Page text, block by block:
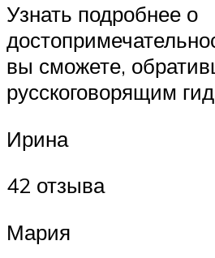
Узнать подробнее о
вы сможете,
русскоговорящим
Ирина
42 отзыва
Мария